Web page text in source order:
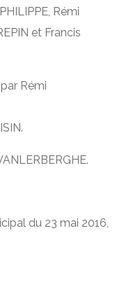
Rémi
et Francis
Rémi
du 23 mai 2016,